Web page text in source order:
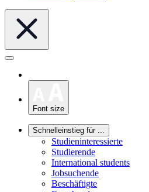
Font size
Schnelleinstieg für ...
Studieninteressierte
Studierende
International students
Jobsuchende
Beschäftigte